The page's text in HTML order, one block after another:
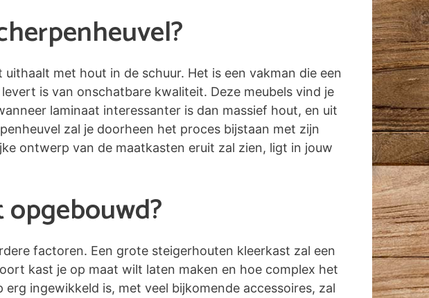
met hout in de schuur. Het is een vakman die een
is van onschatbare kwaliteit. Deze meubels vind je
laminaat interessanter is dan massief hout, en uit
zal je doorheen het proces bijstaan met zijn
ontwerp van de maatkasten eruit zal zien, ligt in jouw
opgebouwd?
factoren. Een grote steigerhouten kleerkast zal een
kast je op maat wilt laten maken en hoe complex het
ingewikkeld is, met veel bijkomende accessoires, zal